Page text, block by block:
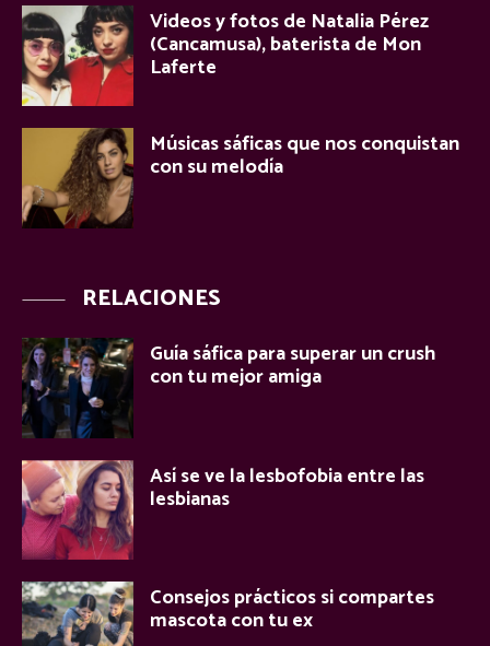
Videos y fotos de Natalia Pérez
(Cancamusa), baterista de Mon
Laferte
Músicas sáficas que nos conquistan
con su melodía
RELACIONES
Guía sáfica para superar un crush
con tu mejor amiga
Así se ve la lesbofobia entre las
lesbianas
Consejos prácticos si compartes
mascota con tu ex